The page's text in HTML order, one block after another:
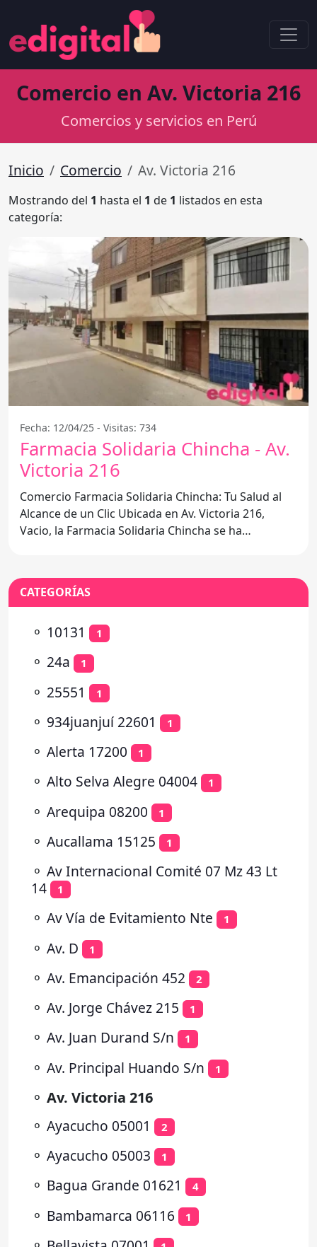
Comercio en Av. Victoria 216
Comercios y servicios en Perú
Inicio Comercio Av. Victoria 216
Mostrando del 1 hasta el 1 de 1 listados en esta
categoría:
Fecha: 12/04/25 - Visitas: 734
Farmacia Solidaria Chincha - Av.
Victoria 216
Comercio Farmacia Solidaria Chincha: Tu Salud al
Alcance de un Clic Ubicada en Av. Victoria 216,
Vacio, la Farmacia Solidaria Chincha se ha
CATEGORÍAS
⚬ 10131 1
⚬ 24a 1
⚬ 25551 1
⚬ 934juanjuí 22601 1
⚬ Alerta 17200 1
⚬ Alto Selva Alegre 04004 1
⚬ Arequipa 08200 1
⚬ Aucallama 15125 1
⚬ Av Internacional Comité 07 Mz 43 Lt
14
1
⚬ Av Vía de Evitamiento Nte 1
⚬ Av. D 1
⚬ Av. Emancipación 452 2
⚬ Av. Jorge Chávez 215 1
⚬ Av. Juan Durand S/n 1
⚬ Av. Principal Huando S/n 1
⚬ Av. Victoria 216
⚬ Ayacucho 05001 2
⚬ Ayacucho 05003 1
⚬ Bagua Grande 01621 4
⚬ Bambamarca 06116 1